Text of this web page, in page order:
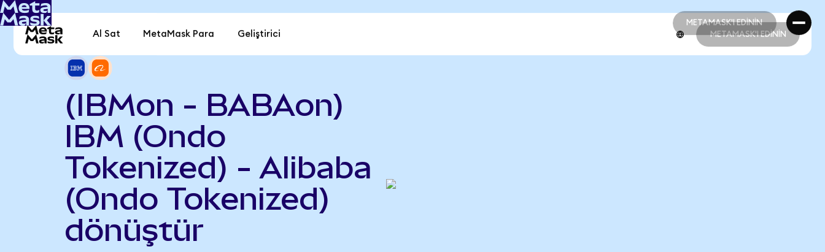
METAMASK'I EDİNİN
METAMASK'I EDİNİN
Al Sat MetaMask Para Geliştirici METAMASK'I EDİNİN
(IBMon - BABAon)
IBM (Ondo
Tokenized) - Alibaba
(Ondo Tokenized)
dönüştür